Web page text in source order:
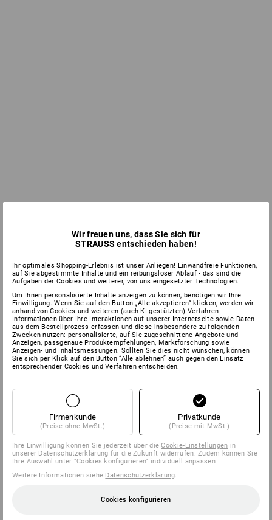
Wir freuen uns, dass Sie sich für
STRAUSS entschieden haben!
Ihr optimales Shopping-Erlebnis ist unser Anliegen! Einwandfreie Funktionen,
auf Sie abgestimmte Inhalte und ein reibungsloser Ablauf - das sind die
Aufgaben der Cookies und weiterer, von uns eingesetzter Technologien.
Um Ihnen personalisierte Inhalte anzeigen zu können, benötigen wir Ihre
Einwilligung. Wenn Sie auf den Button „Alle akzeptieren“ klicken, werden wir
anhand von Cookies und weiteren (auch KI-gestützten) Verfahren
Informationen über Ihre Interaktionen auf unserer Internetseite sowie Daten
aus dem Bestellprozess erfassen und diese insbesondere zu folgenden
Zwecken nutzen: personalisierte, auf Sie zugeschnittene Angebote und
Anzeigen, passgenaue Produktempfehlungen, Marktforschung sowie
Anzeigen- und Inhaltsmessungen. Sollten Sie dies nicht wünschen, können
Sie sich per Klick auf den Button “Alle ablehnen” auch gegen den Einsatz
entsprechender Cookies und Verfahren entscheiden.
Firmenkunde
(Preise ohne MwSt.)
Privatkunde
(Preise mit MwSt.)
Ihre Einwilligung können Sie jederzeit über dieCookie-Einstellungen in
unserer Datenschutzerklärung für die Zukunft widerrufen. Zudem können Sie
Ihre Auswahl unter "Cookies konfigurieren" individuell anpassen
Weitere Informationen siehe Datenschutzerklärung
Cookies konfigurieren